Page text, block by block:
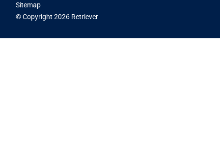
Sitemap
© Copyright 2026 Retriever